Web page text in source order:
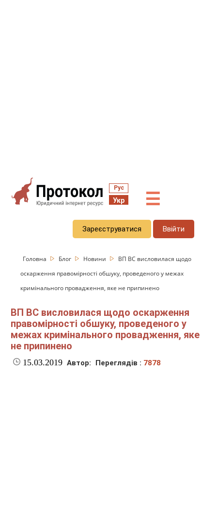
Рус
Укр ☰
Зареєструватися Ввійти
Головна Блог Новини
ВП ВС висловилася щодо
оскарження правомірності обшуку, проведеного у межах
кримінального провадження, яке не припинено
ВП ВС висловилася щодо оскарження
правомірності обшуку, проведеного у
межах кримінального провадження, яке
не припинено
15.03.2019 Автор: Переглядів : 7878